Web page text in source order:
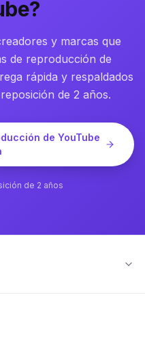
y marcas que
de reproducción de
rápida y respaldados
de 2 años.
de YouTube
de 2 años